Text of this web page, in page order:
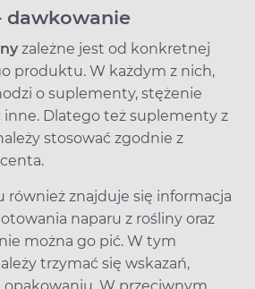
dawkowanie
zależne jest od konkretnej
produktu. W każdym z nich,
o suplementy, stężenie
Dlatego też suplementy z
stosować zgodnie z
również znajduje się informacja
naparu z rośliny oraz
można go pić. W tym
trzymać się wskazań,